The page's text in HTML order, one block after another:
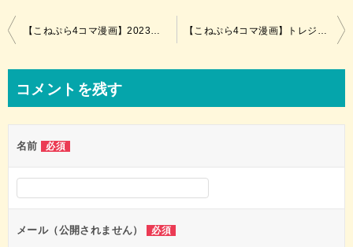
投
ビ
ゲ
ー
シ
ン
【こねぷら4コマ漫画】2023バレンタイン、チョコうどん！ 【こねぷら4コマ漫画】トレジャーハンターアリシア
コメントを残す
名前 必須
メール（公開されません） 必須